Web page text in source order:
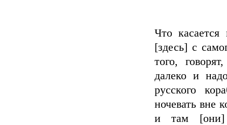
Что
[здесь] с
того,
далеко и
русского
ночевать вне
и там [они]